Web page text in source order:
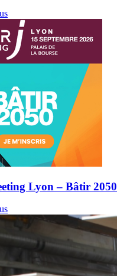
Lyon – Bâtir 2050